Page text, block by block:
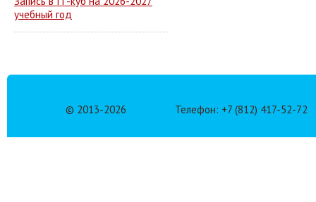
учебный год
© 2013-2026 Телефон: +7 (812) 417-52-72